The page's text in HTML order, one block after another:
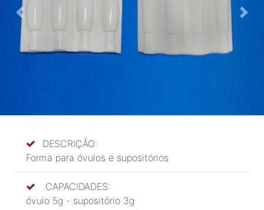
Previous Next
DESCRIÇÃO:
Forma para óvulos e supositórios
CAPACIDADES:
óvulo 5g - supositório 3g